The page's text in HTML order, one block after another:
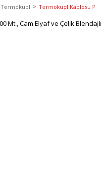
Termokupl Termokupl Kablosu PT-